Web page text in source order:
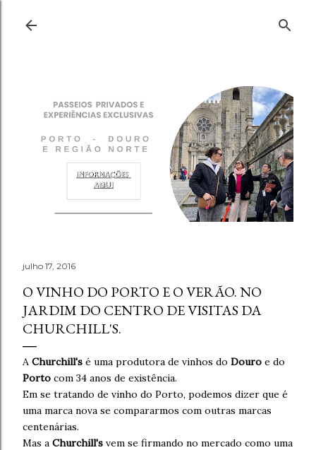
julho 17, 2016
O VINHO DO PORTO E O VERÃO. NO
JARDIM DO CENTRO DE VISITAS DA
CHURCHILL'S.
A Churchill's é uma produtora de vinhos do Douro e do
Porto com 34 anos de existência.
Em se tratando de vinho do Porto, podemos dizer que é
uma marca nova se compararmos com outras marcas
centenárias.
Mas a Churchill's vem se firmando no mercado como uma